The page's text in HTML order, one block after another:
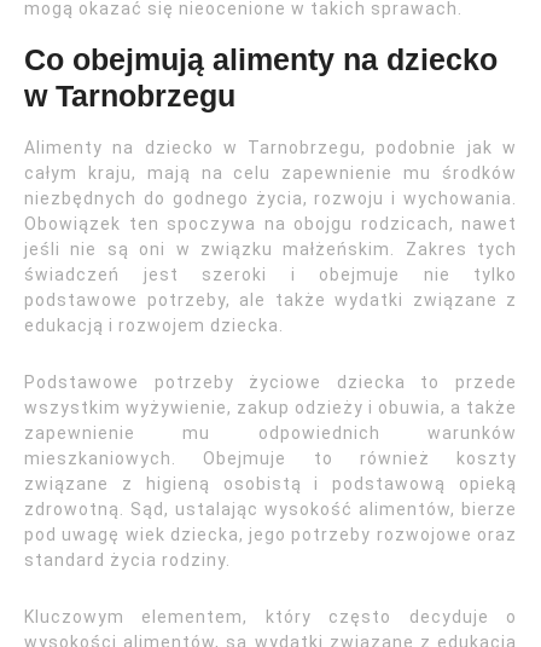
mogą okazać się nieocenione w takich sprawach.
Co obejmują alimenty na dziecko
w Tarnobrzegu
Alimenty na dziecko w Tarnobrzegu, podobnie jak w
całym kraju, mają na celu zapewnienie mu środków
niezbędnych do godnego życia, rozwoju i wychowania.
Obowiązek ten spoczywa na obojgu rodzicach, nawet
jeśli nie są oni w związku małżeńskim. Zakres tych
świadczeń jest szeroki i obejmuje nie tylko
podstawowe potrzeby, ale także wydatki związane z
edukacją i rozwojem dziecka.
Podstawowe potrzeby życiowe dziecka to przede
wszystkim wyżywienie, zakup odzieży i obuwia, a także
zapewnienie mu odpowiednich warunków
mieszkaniowych. Obejmuje to również koszty
związane z higieną osobistą i podstawową opieką
zdrowotną. Sąd, ustalając wysokość alimentów, bierze
pod uwagę wiek dziecka, jego potrzeby rozwojowe oraz
standard życia rodziny.
Kluczowym elementem, który często decyduje o
wysokości alimentów, są wydatki związane z edukacją